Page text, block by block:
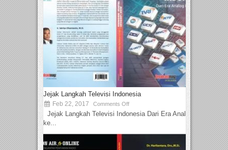
Jejak Langkah Televisi Indonesia
Feb 22, 2017 Comments Off
Jejak Langkah Televisi Indonesia Dari Era Analog
ke...